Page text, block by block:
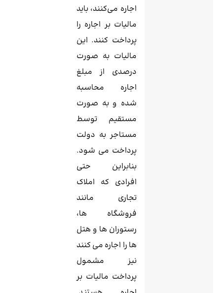
اجاره می‌کنند، باید
مالیات بر اجاره را
پرداخت کنند. این
مالیات به صورت
درصدی از مبلغ
اجاره محاسبه
شده و به صورت
مستقیم توسط
مستاجر به دولت
پرداخت می‌ شود.
بنابراین حتی
افرادی که املاک
تجاری مانند
فروشگاه‌ ها،
رستوران ‌ها و هتل
‌ها را اجاره می ‌کنند
نیز مشمول
پرداخت مالیات بر